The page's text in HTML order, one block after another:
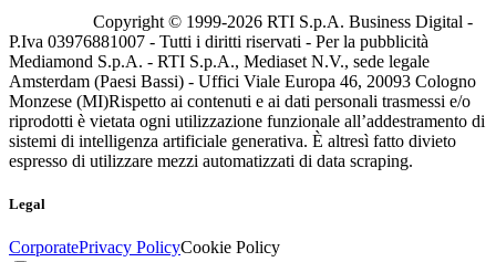
Copyright © 1999-2026 RTI S.p.A. Business Digital -
P.Iva 03976881007 - Tutti i diritti riservati - Per la pubblicità
Mediamond S.p.A. - RTI S.p.A., Mediaset N.V., sede legale
Amsterdam (Paesi Bassi) - Uffici Viale Europa 46, 20093 Cologno
Monzese (MI)Rispetto ai contenuti e ai dati personali trasmessi e/o
riprodotti è vietata ogni utilizzazione funzionale all’addestramento di
sistemi di intelligenza artificiale generativa. È altresì fatto divieto
espresso di utilizzare mezzi automatizzati di data scraping.
Legal
CorporatePrivacy PolicyCookie Policy